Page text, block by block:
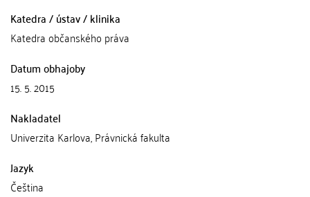
Katedra / ústav / klinika
Katedra občanského práva
Datum obhajoby
15. 5. 2015
Nakladatel
Univerzita Karlova, Právnická fakulta
Jazyk
Čeština